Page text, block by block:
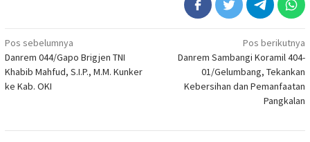
Navigasi
pos
Pos sebelumnya
Danrem 044/Gapo Brigjen TNI
Khabib Mahfud, S.I.P., M.M. Kunker
ke Kab. OKI
Pos berikutnya
Danrem Sambangi Koramil 404-
01/Gelumbang, Tekankan
Kebersihan dan Pemanfaatan
Pangkalan